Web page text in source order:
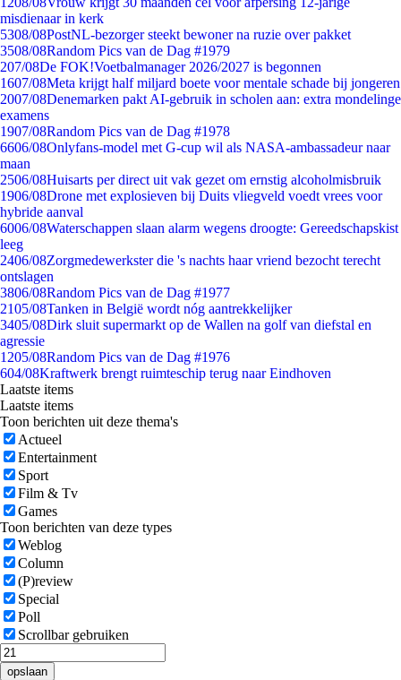
misdienaar in kerk
5308/08PostNL-bezorger steekt bewoner na ruzie over pakket
3508/08Random Pics van de Dag #1979
207/08De FOK!Voetbalmanager 2026/2027 is begonnen
1607/08Meta krijgt half miljard boete voor mentale schade bij jongeren
2007/08Denemarken pakt AI-gebruik in scholen aan: extra mondelinge
examens
1907/08Random Pics van de Dag #1978
6606/08Onlyfans-model met G-cup wil als NASA-ambassadeur naar
maan
2506/08Huisarts per direct uit vak gezet om ernstig alcoholmisbruik
1906/08Drone met explosieven bij Duits vliegveld voedt vrees voor
hybride aanval
6006/08Waterschappen slaan alarm wegens droogte: Gereedschapskist
leeg
2406/08Zorgmedewerkster die 's nachts haar vriend bezocht terecht
ontslagen
3806/08Random Pics van de Dag #1977
2105/08Tanken in België wordt nóg aantrekkelijker
3405/08Dirk sluit supermarkt op de Wallen na golf van diefstal en
agressie
1205/08Random Pics van de Dag #1976
604/08Kraftwerk brengt ruimteschip terug naar Eindhoven
Laatste items
Laatste items
Toon berichten uit deze thema's
Actueel
Entertainment
Sport
Film & Tv
Games
Toon berichten van deze types
Weblog
Column
(P)review
Special
Poll
Scrollbar gebruiken
opslaan